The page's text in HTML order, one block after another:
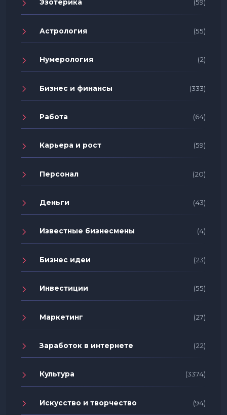
Эзотерика (59)
Астрология (55)
Нумерология (2)
Бизнес и финансы (333)
Работа (64)
Карьера и рост (59)
Персонал (20)
Деньги (43)
Известные бизнесмены (4)
Бизнес идеи (23)
Инвестиции (55)
Маркетинг (27)
Заработок в интернете (22)
Культура (3374)
Искусство и творчество (94)